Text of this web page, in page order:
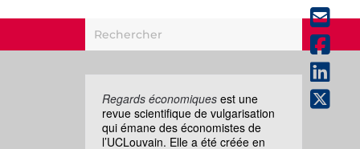
Regards économiques est une
revue scientifique de vulgarisation
qui émane des économistes de
l’UCLouvain. Elle a été créée en